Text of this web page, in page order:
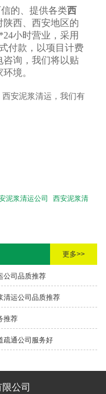
的、提供各类西
陕西、西安地区的
小时营业，采用
付款，以项目计费
咨询，我们将以贴
境。
安泥浆清运，我们有
泥浆清运公司
西安泥浆清
更多>>
公司品质推荐
清运公司品质推荐
推荐
疏通公司服务好
公司